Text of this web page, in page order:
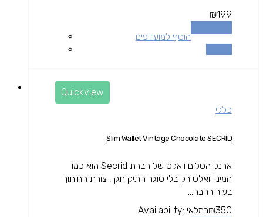
₪199
הוסף למועדפים
Quickview
כללי
Slim Wallet Vintage Chocolate SECRID
ארנק הסלים וואלט של חברת Secrid הוא כמו
המיני וואלט רק בלי סוגר התיק תק , צורת החיתוך
בעור רחבה...
₪350
Availability: במלאי